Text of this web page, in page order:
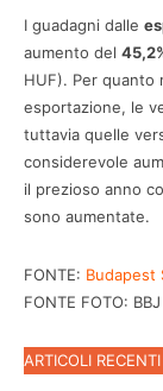
I guadagni dalle
aumento del
HUF). Per quanto
esportazione, le
tuttavia quelle
considerevole
il prezioso anno
sono aumentate.
FONTE: Budapest
FONTE FOTO: BBJ
ARTICOLI RECENTI